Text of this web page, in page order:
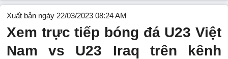
Xuất bản ngày 22/03/2023 08:24 AM
Xem trực tiếp bóng đá U23 Việt
Nam vs U23 Iraq trên kênh